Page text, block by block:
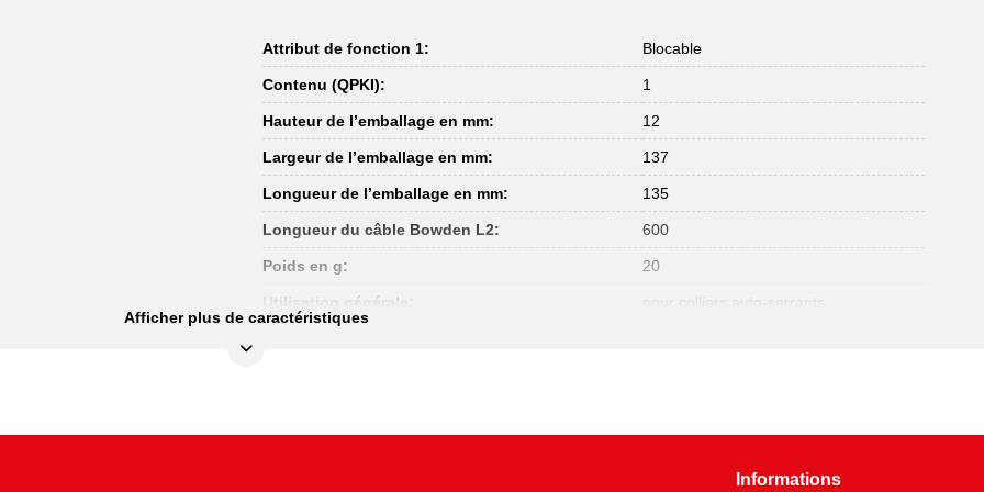
Attribut de fonction 1: Blocable
Contenu (QPKI): 1
Hauteur de l’emballage en mm: 12
Largeur de l’emballage en mm: 137
Longueur de l’emballage en mm: 135
Longueur du câble Bowden L2: 600
Poids en g: 20
Utilisation générale:
pour colliers auto-serrants
Afficher plus de caractéristiques
Informations